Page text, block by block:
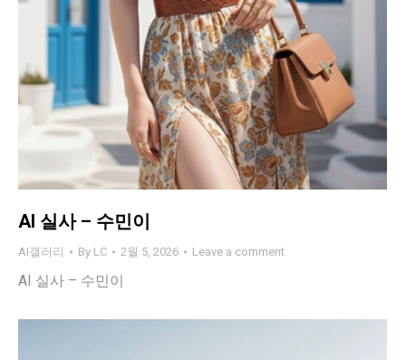
AI 실사 – 수민이
AI갤러리 By LC 2월 5, 2026 Leave a comment
AI 실사 – 수민이